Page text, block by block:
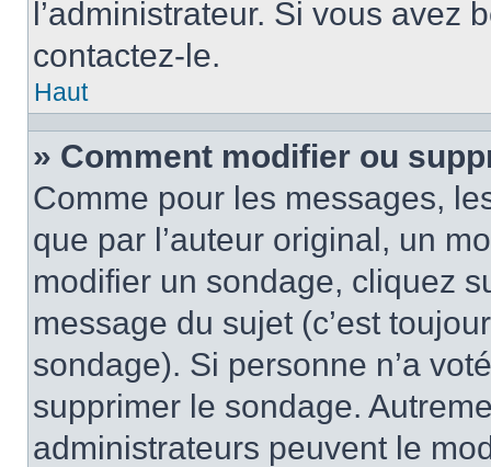
l’administrateur. Si vous avez
contactez-le.
Haut
» Comment modifier ou
Comme pour les messages,
que par l’auteur original, un
modifier un sondage, cliquez
message du sujet (c’est
sondage). Si personne n’a
supprimer le sondage.
administrateurs peuvent le